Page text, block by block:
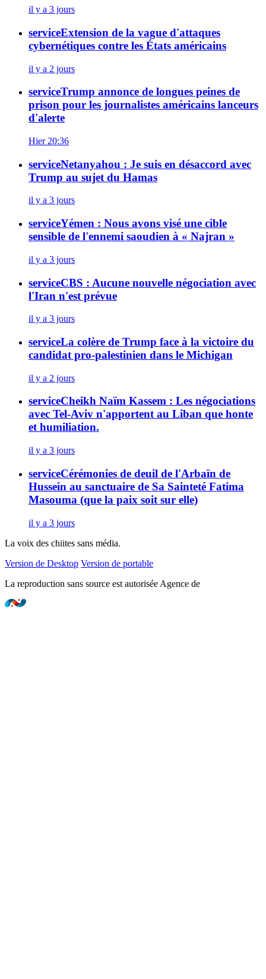
il y a 3 jours
serviceExtension de la vague d'attaques
cybernétiques contre les États américains
il y a 2 jours
serviceTrump annonce de longues peines de
prison pour les journalistes américains lanceurs
d'alerte
Hier 20:36
serviceNetanyahou : Je suis en désaccord avec
Trump au sujet du Hamas
il y a 3 jours
serviceYémen : Nous avons visé une cible
sensible de l'ennemi saoudien à « Najran »
il y a 3 jours
serviceCBS : Aucune nouvelle négociation avec
l'Iran n'est prévue
il y a 3 jours
serviceLa colère de Trump face à la victoire du
candidat pro-palestinien dans le Michigan
il y a 2 jours
serviceCheikh Naïm Kassem : Les négociations
avec Tel-Aviv n'apportent au Liban que honte
et humiliation.
il y a 3 jours
serviceCérémonies de deuil de l'Arbaïn de
Hussein au sanctuaire de Sa Sainteté Fatima
Masouma (que la paix soit sur elle)
il y a 3 jours
La voix des chiites sans média.
Version de Desktop Version de portable
La reproduction sans source est autorisée Agence de